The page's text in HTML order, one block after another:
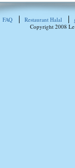
FAQ Restaurant Halal
Copyright 2008